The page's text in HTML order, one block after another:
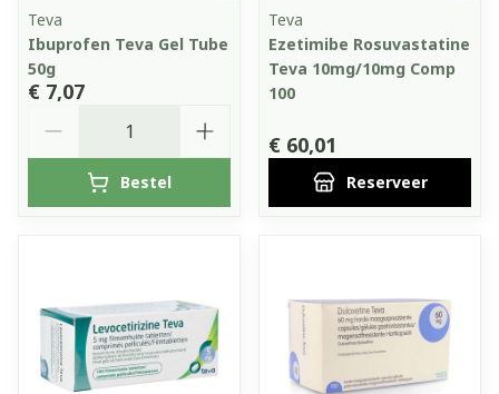
Teva
Ibuprofen Teva Gel Tube
50g
€ 7,07
Bestel
Teva
Ezetimibe Rosuvastatine
Teva 10mg/10mg Comp
100
€ 60,01
Reserveer